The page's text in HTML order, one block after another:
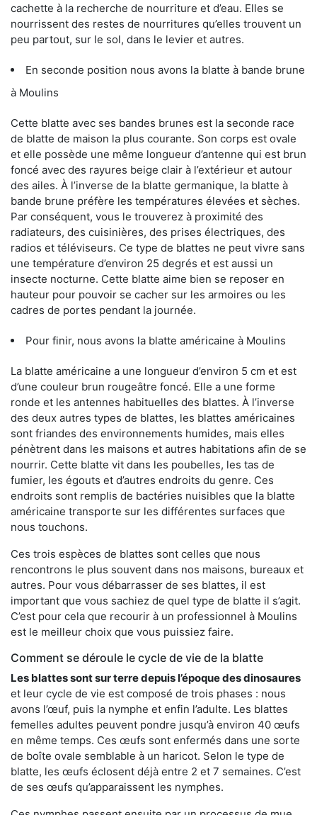
cachette à la recherche de nourriture et d’eau. Elles se
nourrissent des restes de nourritures qu’elles trouvent un
peu partout, sur le sol, dans le levier et autres.
En seconde position nous avons la blatte à bande brune
à Moulins
Cette blatte avec ses bandes brunes est la seconde race
de blatte de maison la plus courante. Son corps est ovale
et elle possède une même longueur d’antenne qui est brun
foncé avec des rayures beige clair à l’extérieur et autour
des ailes. À l’inverse de la blatte germanique, la blatte à
bande brune préfère les températures élevées et sèches.
Par conséquent, vous le trouverez à proximité des
radiateurs, des cuisinières, des prises électriques, des
radios et téléviseurs. Ce type de blattes ne peut vivre sans
une température d’environ 25 degrés et est aussi un
insecte nocturne. Cette blatte aime bien se reposer en
hauteur pour pouvoir se cacher sur les armoires ou les
cadres de portes pendant la journée.
Pour finir, nous avons la blatte américaine à Moulins
La blatte américaine a une longueur d’environ 5 cm et est
d’une couleur brun rougeâtre foncé. Elle a une forme
ronde et les antennes habituelles des blattes. À l’inverse
des deux autres types de blattes, les blattes américaines
sont friandes des environnements humides, mais elles
pénètrent dans les maisons et autres habitations afin de se
nourrir. Cette blatte vit dans les poubelles, les tas de
fumier, les égouts et d’autres endroits du genre. Ces
endroits sont remplis de bactéries nuisibles que la blatte
américaine transporte sur les différentes surfaces que
nous touchons.
Ces trois espèces de blattes sont celles que nous
rencontrons le plus souvent dans nos maisons, bureaux et
autres. Pour vous débarrasser de ses blattes, il est
important que vous sachiez de quel type de blatte il s’agit.
C’est pour cela que recourir à un professionnel à Moulins
est le meilleur choix que vous puissiez faire.
Comment se déroule le cycle de vie de la blatte
Les blattes sont sur terre depuis l’époque des dinosaures
et leur cycle de vie est composé de trois phases : nous
avons l’œuf, puis la nymphe et enfin l’adulte. Les blattes
femelles adultes peuvent pondre jusqu’à environ 40 œufs
en même temps. Ces œufs sont enfermés dans une sorte
de boîte ovale semblable à un haricot. Selon le type de
blatte, les œufs éclosent déjà entre 2 et 7 semaines. C’est
de ses œufs qu’apparaissent les nymphes.